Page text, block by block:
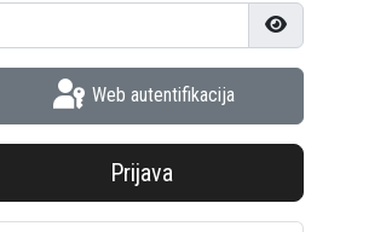
Prikaži lozinku
Web autentifikacija
Prijava